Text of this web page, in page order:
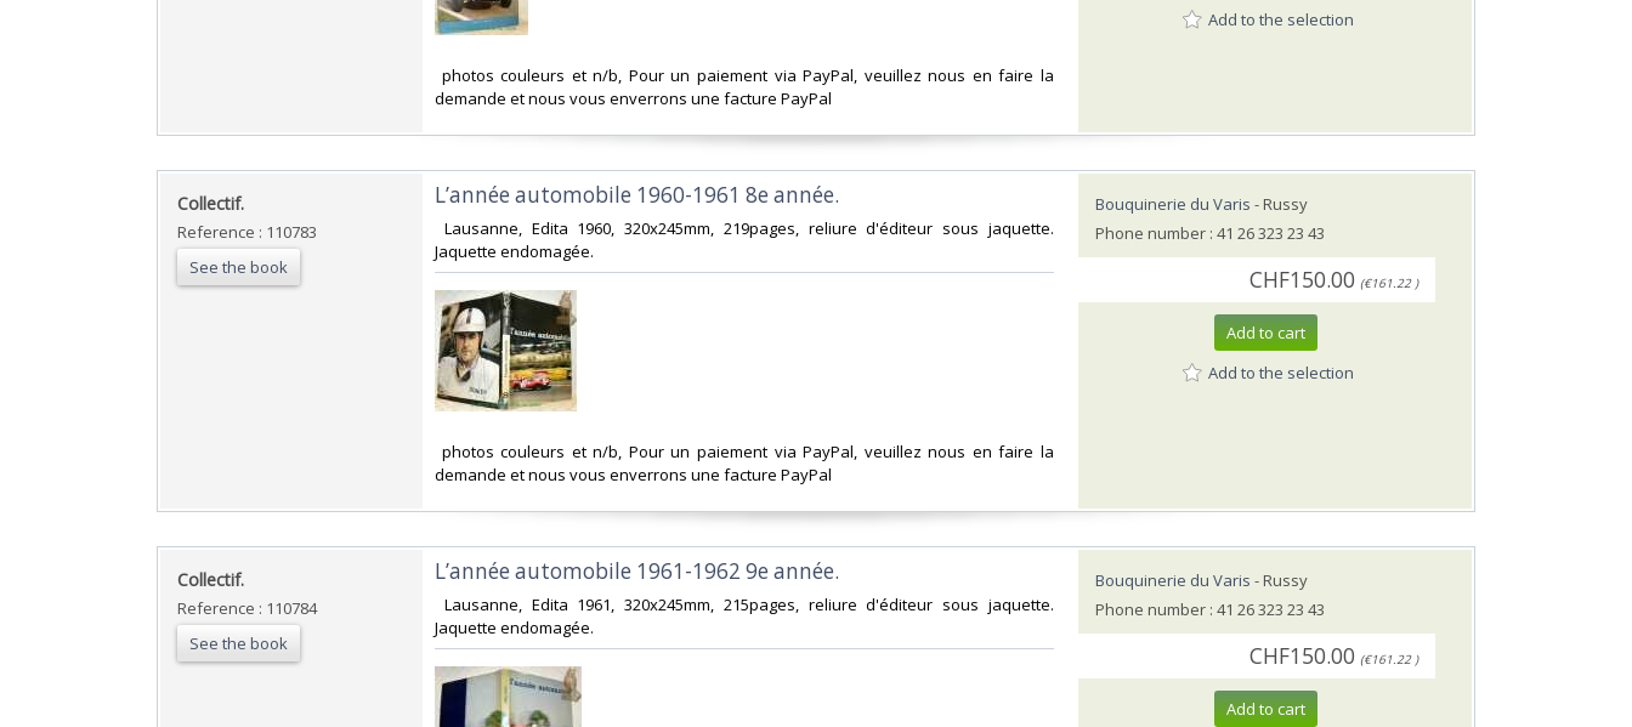
‎ photos couleurs et n/b, Pour un paiement via PayPal, veuillez nous en faire la
demande et nous vous enverrons une facture PayPal‎
Add to the selection
‎Collectif.‎
Reference : 110783
See the book
‎L’année automobile 1960-1961 8e année. ‎
‎ Lausanne, Edita 1960, 320x245mm, 219pages, reliure d'éditeur sous jaquette.
Jaquette endomagée. ‎
‎ photos couleurs et n/b, Pour un paiement via PayPal, veuillez nous en faire la
demande et nous vous enverrons une facture PayPal‎
Bouquinerie du Varis - Russy
Phone number : 41 26 323 23 43
CHF150.00 (€161.22 )
Add to cart
Add to the selection
‎Collectif.‎
Reference : 110784
See the book
‎L’année automobile 1961-1962 9e année. ‎
‎ Lausanne, Edita 1961, 320x245mm, 215pages, reliure d'éditeur sous jaquette.
Jaquette endomagée. ‎
Bouquinerie du Varis - Russy
Phone number : 41 26 323 23 43
CHF150.00 (€161.22 )
Add to cart